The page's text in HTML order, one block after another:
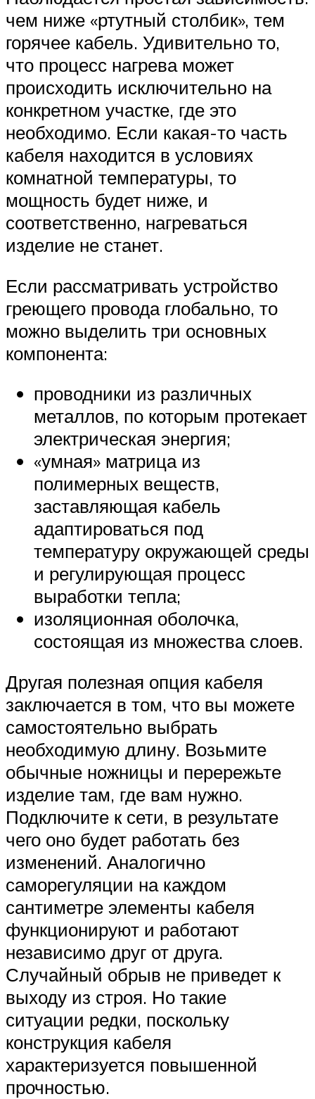
чем ниже «ртутный столбик», тем
горячее кабель. Удивительно то,
что процесс нагрева может
происходить исключительно на
конкретном участке, где это
необходимо. Если какая-то часть
кабеля находится в условиях
комнатной температуры, то
мощность будет ниже, и
соответственно, нагреваться
изделие не станет.
Если рассматривать устройство
греющего провода глобально, то
можно выделить три основных
компонента:
проводники из различных
металлов, по которым протекает
электрическая энергия;
«умная» матрица из
полимерных веществ,
заставляющая кабель
адаптироваться под
температуру окружающей среды
и регулирующая процесс
выработки тепла;
изоляционная оболочка,
состоящая из множества слоев.
Другая полезная опция кабеля
заключается в том, что вы можете
самостоятельно выбрать
необходимую длину. Возьмите
обычные ножницы и перережьте
изделие там, где вам нужно.
Подключите к сети, в результате
чего оно будет работать без
изменений. Аналогично
саморегуляции на каждом
сантиметре элементы кабеля
функционируют и работают
независимо друг от друга.
Случайный обрыв не приведет к
выходу из строя. Но такие
ситуации редки, поскольку
конструкция кабеля
характеризуется повышенной
прочностью.